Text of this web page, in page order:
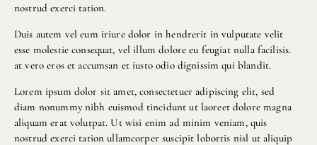
nostrud exerci tation.
Duis autem vel eum iriure dolor in hendrerit in vulputate velit
esse molestie consequat, vel illum dolore eu feugiat nulla facilisis.
at vero eros et accumsan et iusto odio dignissim qui blandit.
Lorem ipsum dolor sit amet, consectetuer adipiscing elit, sed
diam nonummy nibh euismod tincidunt ut laoreet dolore magna
aliquam erat volutpat. Ut wisi enim ad minim veniam, quis
nostrud exerci tation ullamcorper suscipit lobortis nisl ut aliquip